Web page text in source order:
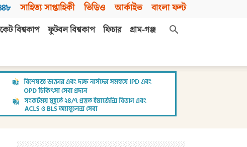
সাহিত্য সাপ্তাহিকী ভিডিও আর্কাইভ বাংলা ফন্ট
বিশ্বকাপ ফুটবল বিশ্বকাপ ফিচার
গ্রাম-গঞ্জ